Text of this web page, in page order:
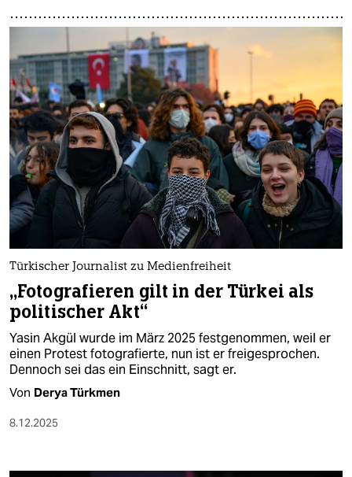
Türkischer Journalist zu Medienfreiheit
„Fotografieren gilt in der Türkei als
politischer Akt“
Yasin Akgül wurde im März 2025 festgenommen, weil er
einen Protest fotografierte, nun ist er freigesprochen.
Dennoch sei das ein Einschnitt, sagt er.
Von Derya Türkmen
8.12.2025